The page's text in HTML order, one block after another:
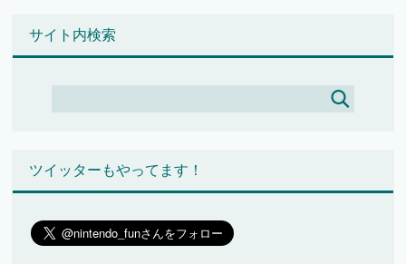
サイト内検索
ツイッターもやってます！